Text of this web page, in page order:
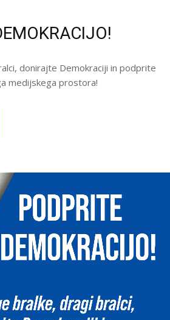
donirajte Demokraciji in podprite
medijskega prostora!